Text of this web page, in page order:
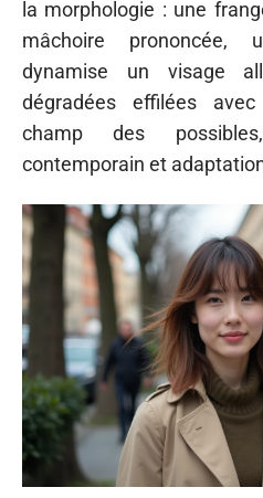
la morphologie : une
mâchoire prononcée,
dynamise un visage
dégradées effilées
champ des
contemporain et